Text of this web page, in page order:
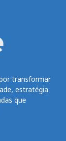
transformar
estratégia
que